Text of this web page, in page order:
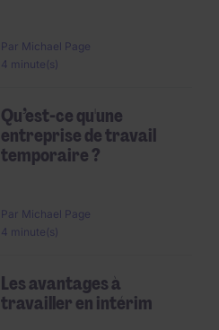
Par Michael Page
4 minute(s)
Qu’est-ce qu'une
entreprise de travail
temporaire ?
Par Michael Page
4 minute(s)
Les avantages à
travailler en intérim